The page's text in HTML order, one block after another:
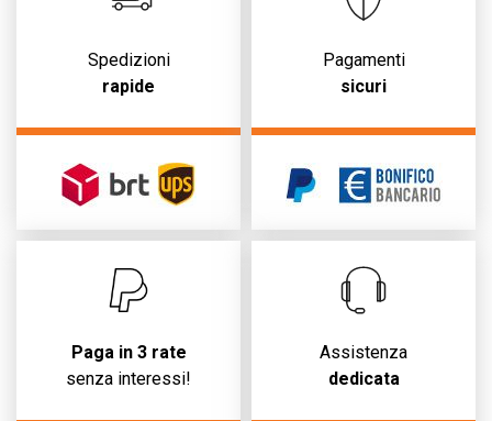
Spedizioni
rapide
Pagamenti
sicuri
Paga in 3 rate
senza interessi!
Assistenza
dedicata